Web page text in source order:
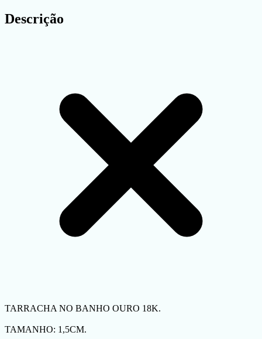
Descrição
TARRACHA NO BANHO OURO 18K.
TAMANHO: 1,5CM.